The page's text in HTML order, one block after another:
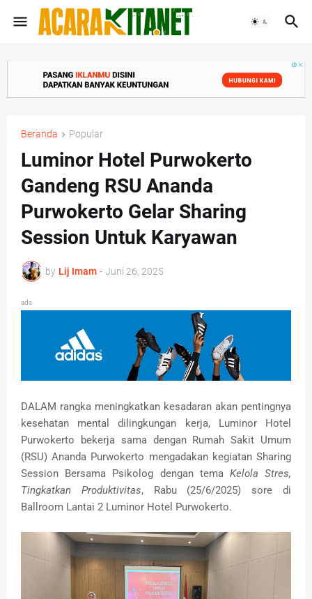
Beranda Popular
Luminor Hotel Purwokerto
Gandeng RSU Ananda
Purwokerto Gelar Sharing
Session Untuk Karyawan
by Lij Imam - Juni 26, 2025
ads
DALAM rangka meningkatkan kesadaran akan pentingnya
kesehatan mental dilingkungan kerja, Luminor Hotel
Purwokerto bekerja sama dengan Rumah Sakit Umum
(RSU) Ananda Purwokerto mengadakan kegiatan Sharing
Session Bersama Psikolog dengan tema Kelola Stres,
Tingkatkan Produktivitas, Rabu (25/6/2025) sore di
Ballroom Lantai 2 Luminor Hotel Purwokerto.